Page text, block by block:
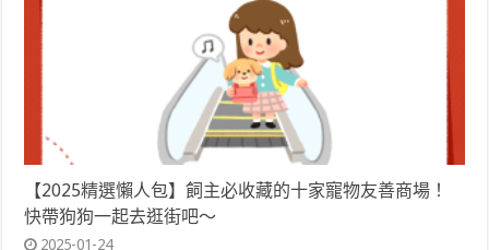
【2025精選懶人包】飼主必收藏的十家寵物友善商場！
快帶狗狗一起去逛街吧～
2025-01-24